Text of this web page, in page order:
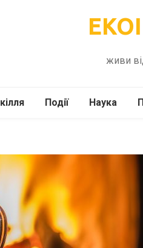
живи
Події
Інше
Наука
Психологія